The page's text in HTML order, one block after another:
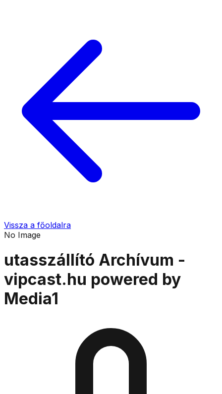
Vissza a főoldalra
No Image
utasszállító Archívum -
vipcast.hu powered by
Media1